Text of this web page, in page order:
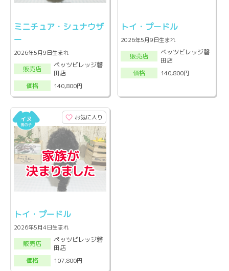
ミニチュア・シュナウザ
ー
2026年5月9日生まれ
販売店
ペッツビレッジ磐
田店
価格
140,800円
トイ・プードル
2026年5月9日生まれ
販売店
ペッツビレッジ磐
田店
価格
140,800円
お気に入り
トイ・プードル
2026年5月4日生まれ
販売店
ペッツビレッジ磐
田店
価格
107,800円